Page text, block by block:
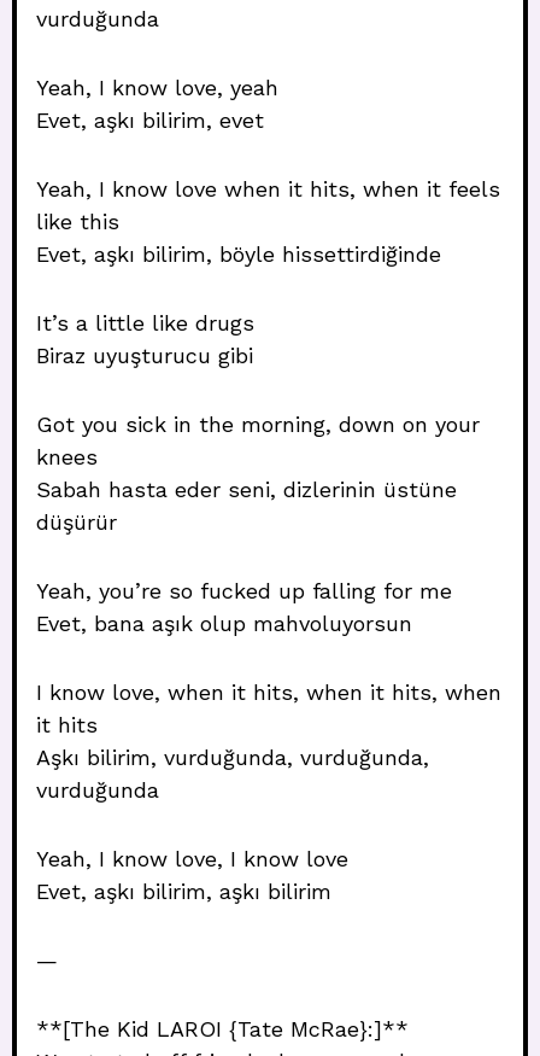
vurduğunda
Yeah, I know love, yeah
Evet, aşkı bilirim, evet
Yeah, I know love when it hits, when it feels
like this
Evet, aşkı bilirim, böyle hissettirdiğinde
It’s a little like drugs
Biraz uyuşturucu gibi
Got you sick in the morning, down on your
knees
Sabah hasta eder seni, dizlerinin üstüne
düşürür
Yeah, you’re so fucked up falling for me
Evet, bana aşık olup mahvoluyorsun
I know love, when it hits, when it hits, when
it hits
Aşkı bilirim, vurduğunda, vurduğunda,
vurduğunda
Yeah, I know love, I know love
Evet, aşkı bilirim, aşkı bilirim
—
**[The Kid LAROI {Tate McRae}:]**